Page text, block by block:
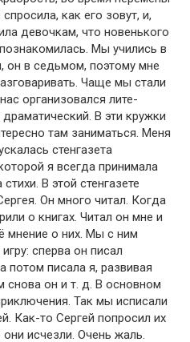
как его зовут, и,
девочкам, что новенького
Мы учились в
он в седьмом, поэтому мне
Чаще мы стали
организовался лите­
В эти круж­ки
там заниматься. Меня
стенгазета
я всегда принимала
В этой стенгазете
Он много читал. Ког­да
о книгах. Читал он мне и
мнение о них. Мы с ним
сперва он писал
потом писала я, развивая
снова он и т. д. В основном
Так мы исписа­ли
Как-то Сергей попросил их
они исчезли. Очень жаль.